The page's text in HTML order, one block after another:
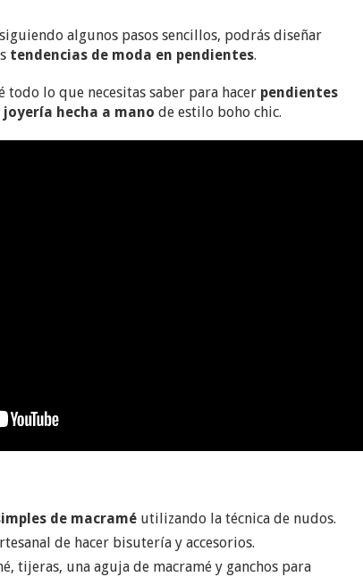
algunos pasos sencillos, podrás diseñar
tendencias de moda en pendientes.
todo lo que necesitas saber para hacer pendientes
joyería hecha a mano de estilo boho chic.
de macraméutilizando la técnica de nudos.
de hacer bisutería y accesorios.
tijeras, una aguja de macramé y ganchos para